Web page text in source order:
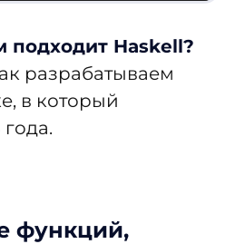
подходит Haskell?
разрабатываем
в который
функций,